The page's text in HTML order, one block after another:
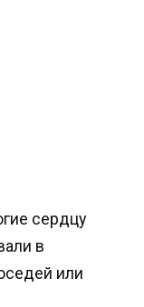
сердцу
в
или